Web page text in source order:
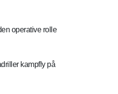
operative rolle
kampfly på